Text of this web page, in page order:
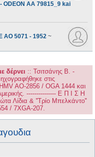
AA 79815_9 kai
AO 5071 - 1952 ~
δέρνει :: Τσιτσάνης Β. -
στις
AO-2856 / OGA 1444 και
--------------- Ε Π Ι Σ Η
Λίδια & ''Τρίο Μπελκάντο''
/ 7XGA-207.